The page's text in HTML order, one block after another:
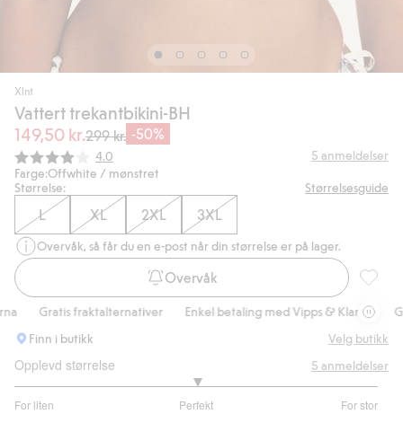
Xlnt
Vattert trekantbikini-BH
149,50 kr.299 kr. -50%
Gjennomsnittskarakter:
4.0 5 anmeldelser
Farge:Offwhite / mønstret
Størrelse:
Størrelsesguide
L XL 2XL 3XL
Overvåk, så får du en e-post når din størrelse er på lager.
Overvåk
Gratis fraktalternativer Enkel betaling med Vipps & Klarna
Finn i butikk
Velg butikk
Opplevd størrelse
For liten Perfekt For stor
av
5 anmeldelser